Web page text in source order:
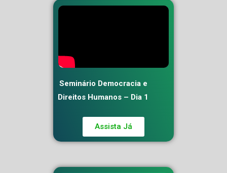
Seminário Democracia e
Direitos Humanos – Dia 1
Assista Já